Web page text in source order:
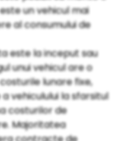
un vehicul mai
al consumului de
este la inceput sau
unui vehicul are o
lunare fixe,
vehiculului la sfarsitul
costurilor de
Majoritatea